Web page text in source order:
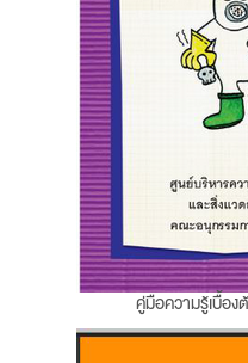
คู่มือความรู้เบื้อง